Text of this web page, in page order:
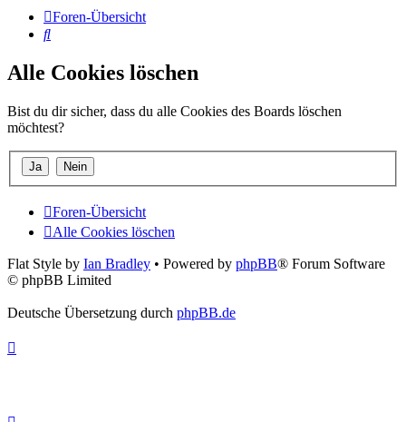
Foren-Übersicht
Suche
Alle Cookies löschen
Bist du dir sicher, dass du alle Cookies des Boards löschen
möchtest?
Foren-Übersicht
Alle Cookies löschen
Flat Style by Ian Bradley • Powered by phpBB® Forum Software
© phpBB Limited
Deutsche Übersetzung durch phpBB.de